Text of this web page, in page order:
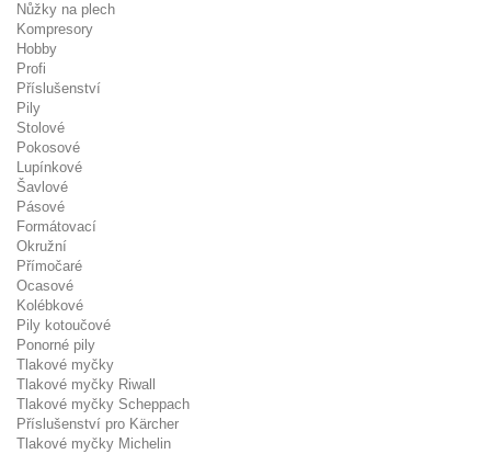
Nůžky na plech
Kompresory
Hobby
Profi
Příslušenství
Pily
Stolové
Pokosové
Lupínkové
Šavlové
Pásové
Formátovací
Okružní
Přímočaré
Ocasové
Kolébkové
Pily kotoučové
Ponorné pily
Tlakové myčky
Tlakové myčky Riwall
Tlakové myčky Scheppach
Příslušenství pro Kärcher
Tlakové myčky Michelin